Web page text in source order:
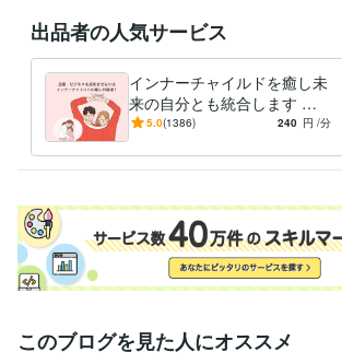
※外出中や予約対応がない限りは、
できるだけご希望に沿いたいと思っています。
なお、鑑定中は、お返事ができない
仕組みになっていますので、お待ちください。
よろしくお願いいたします。
エンジニア / 情報システム・社内SE 経験年数 : 4
マーケティング / 商品企画・開発 経験年数 : 2年
管理 / 総務 経験年数 : 2年
事務・ビジネスサポート / 事務（一般事務） 経
人事 / 労務・給与 経験年数 : 3年
職歴
花蓮 2009年7月 ~ 現在
出品者の人気サービス
インナーチャイルドを癒し未
来の自分とも統合します 両
親へのネガティブな感情が
る？
5.0(1386) 240 円 /分
このブログを見た人にオススメ